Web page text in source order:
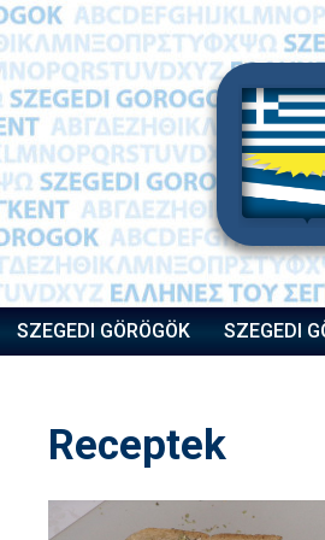
Skip
to
content
SZEGEDI GÖRÖGÖK SZEGEDI
Receptek